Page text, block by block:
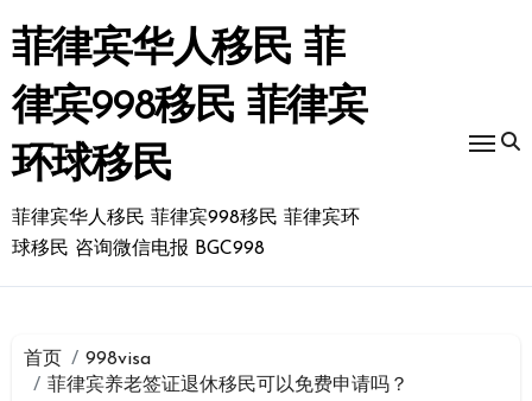
转
到
内
容
菲律宾华人移民 菲
律宾998移民 菲律宾
环球移民
菲律宾华人移民 菲律宾998移民 菲律宾环
球移民 咨询微信电报 BGC998
首页
998visa
菲律宾养老签证退休移民可以免费申请吗？